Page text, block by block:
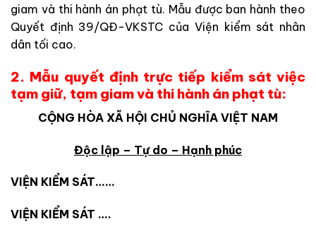
giam và thi hành án phạt tù. Mẫu được ban hành theo
Quyết định 39/QĐ-VKSTC của Viện kiểm sát nhân
dân tối cao.
2. Mẫu quyết định trực tiếp kiểm sát việc
tạm giữ, tạm giam và thi hành án phạt tù:
CỘNG HÒA XÃ HỘI CHỦ NGHĨA VIỆT NAM
Độc lập – Tự do – Hạnh phúc
VIỆN KIỂM SÁT……
VIỆN KIỂM SÁT ….